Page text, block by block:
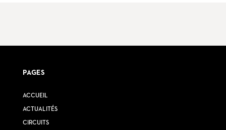
PAGES
ACCUEIL
ACTUALITÉS
CIRCUITS